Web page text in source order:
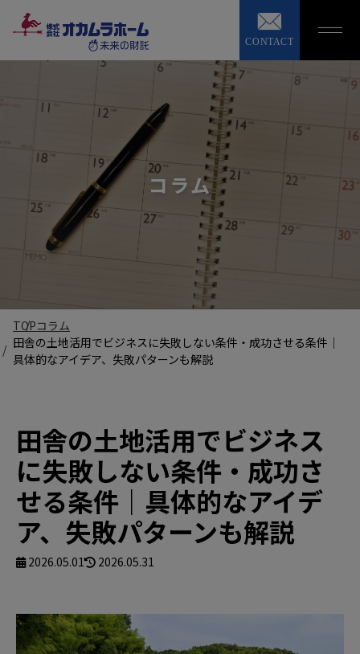
CONTACT
コラム
TOPコラム
田舎の土地活用でビジネスに失敗しない条件・成功させる条件｜
具体的なアイデア、失敗パターンも解説
田舎の土地活用でビジネス
に失敗しない条件・成功さ
せる条件｜具体的なアイデ
ア、失敗パターンも解説
2026.05.01 2026.05.31